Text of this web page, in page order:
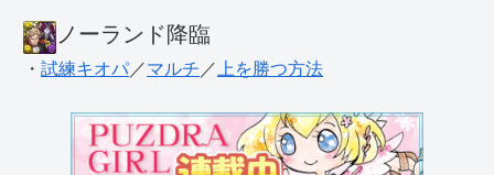
ノーランド降臨
・ 試練キオパ ／マルチ ／ 上を勝つ方法